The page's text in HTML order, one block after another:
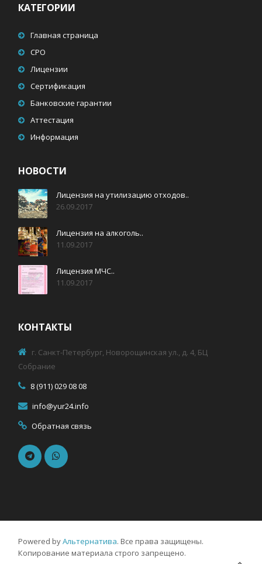
КАТЕГОРИИ
Главная страница
СРО
Лицензии
Сертификация
Банковские гарантии
Аттестация
Информация
НОВОСТИ
Лицензия на утилизацию отходов..
26.09.2017
Лицензия на алкоголь..
11.09.2017
Лицензия МЧС..
11.09.2017
КОНТАКТЫ
г. Санкт-Петербург, Новорощинская ул., д. 4, БЦ
Собрание
8 (911) 029 08 08
info@yur24.info
Обратная связь
Powered byАльтернатива. Все права защищены.
Копирование материала строго запрещено.